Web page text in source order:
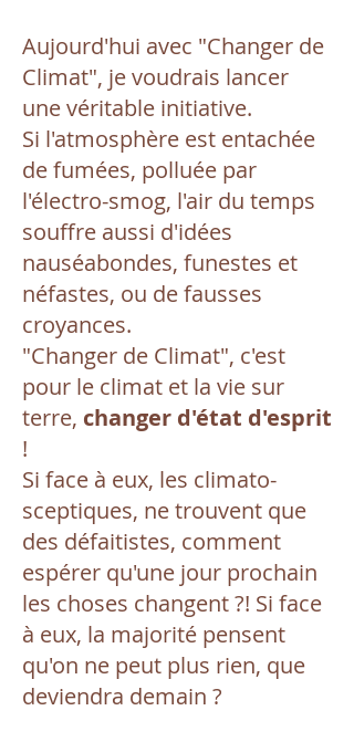
Aujourd'hui avec "Changer de
Climat", je voudrais lancer
une véritable initiative.
Si l'atmosphère est entachée
de fumées, polluée par
l'électro-smog, l'air du temps
souffre aussi d'idées
nauséabondes, funestes et
néfastes, ou de fausses
croyances.
"Changer de Climat", c'est
pour le climat et la vie sur
terre, changer d'état d'esprit
!
Si face à eux, les climato-
sceptiques, ne trouvent que
des défaitistes, comment
espérer qu'une jour prochain
les choses changent ?! Si face
à eux, la majorité pensent
qu'on ne peut plus rien, que
deviendra demain ?